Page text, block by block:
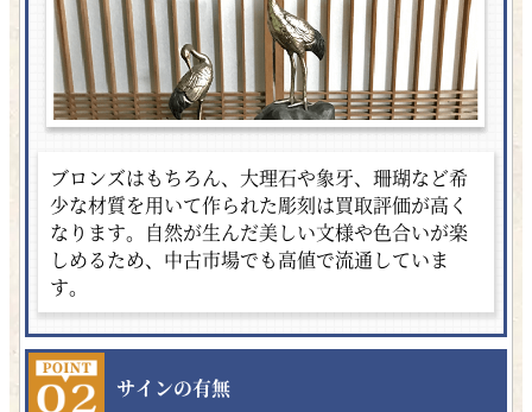
ブロンズはもちろん、大理石や象牙、珊瑚など希
少な材質を用いて作られた彫刻は買取評価が高く
なります。自然が生んだ美しい文様や色合いが楽
しめるため、中古市場でも高値で流通していま
す。
サインの有無